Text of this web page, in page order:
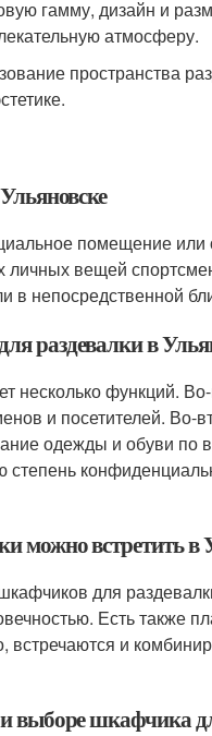
гамму, дизайн и
атмосферу.
пространства
помещение или
вещей
в непосредственной
раздевалки в
несколько функций.
и посетителей. Во-
одежды и обуви по
степень
можно встретить в
для
Есть также
и
выборе шкафчика